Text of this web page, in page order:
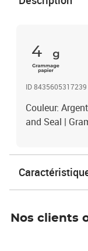
4
ID 8435605317239
Couleur:
and Seal |
Nos clients